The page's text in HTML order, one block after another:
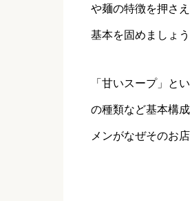
や麺の特徴を押さ
基本を固めましょう
「甘いスープ」と
の種類など基本構
メンがなぜそのお